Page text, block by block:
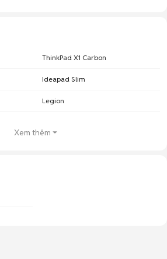
ThinkPad X1 Carbon
Ideapad Slim
Legion
Xem thêm